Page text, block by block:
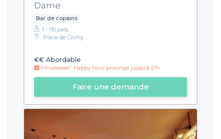
Dame
Bar de copains
1 - 110 pers.
Place de Clichy
€€ Abordable
Privateaser : Happy hour prolongé jusqu'à 21h
Faire une demande